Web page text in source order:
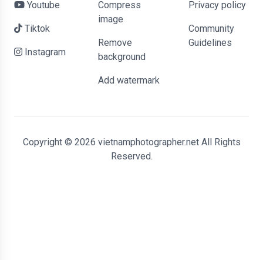
Youtube
Tiktok
Instagram
Compress
image
Remove
background
Add watermark
Privacy policy
Community
Guidelines
Copyright © 2026 vietnamphotographer.net All Rights
Reserved.